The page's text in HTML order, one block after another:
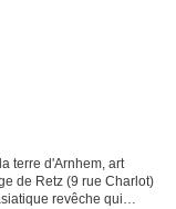
terre d'Arnhem, art
de Retz (9 rue Charlot)
revêche qui